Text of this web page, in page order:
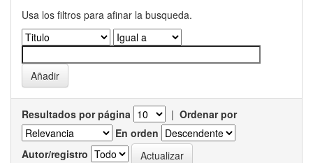
Usa los filtros para afinar la busqueda.
Resultados por página | Ordenar por
En orden
Autor/registro